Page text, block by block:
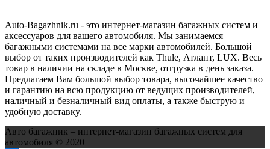
Auto-Bagazhnik.ru - это интернет-магазин багажных систем и
аксессуаров для вашего автомобиля. Мы занимаемся
багажными системами на все марки автомобилей. Большой
выбор от таких производителей как Thule, Атлант, LUX. Весь
товар в наличии на складе в Москве, отгрузка в день заказа.
Предлагаем Вам большой выбор товара, высочайшее качество
и гарантию на всю продукцию от ведущих производителей,
наличный и безналичный вид оплаты, а также быструю и
удобную доставку.
Авто багажник – интернет-магазин багажных систем для
автомобиля © 2020